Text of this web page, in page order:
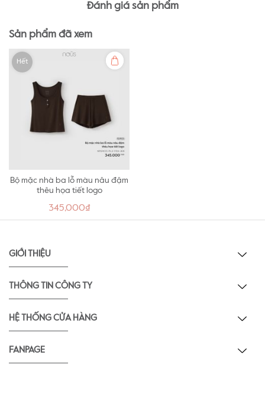
Đánh giá sản phẩm
Sản phẩm đã xem
Hết
Bộ mặc nhà ba lỗ màu nâu đậm
thêu họa tiết logo
345,000₫
GIỚI THIỆU
THÔNG TIN CÔNG TY
HỆ THỐNG CỬA HÀNG
FANPAGE